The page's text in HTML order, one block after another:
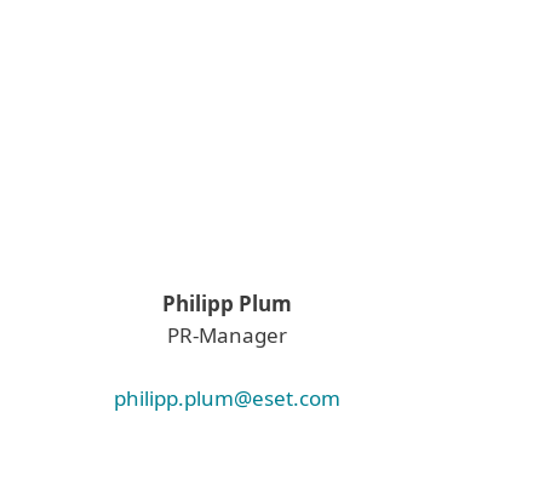
Philipp Plum
PR-Manager
philipp.plum@eset.com